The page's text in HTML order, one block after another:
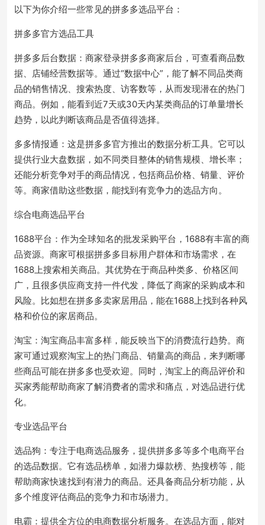
以下为你介绍一些常见的拼多多选品平台：
拼多多官方选品工具
拼多多后台数据：商家登录拼多多商家后台，可查看商品数
据、店铺经营数据等。通过“数据中心”，能了解不同品类商
品的销售情况、搜索热度、访客数等，从而发现潜在的热门
商品。例如，能看到近7天或30天内某类商品的订单量增长
趋势，以此判断该商品是否值得选择。
多多情报通：这是拼多多官方推出的数据分析工具。它可以
提供行业大盘数据，如不同类目整体的销售规模、增长率；
还能分析竞争对手的商品情况，包括商品价格、销量、评价
等。商家借助这些数据，能找到有竞争力的选品方向。
综合电商选品平台
1688平台：作为全球知名的批发采购平台，1688有丰富的商
品资源。商家可根据拼多多目标用户群体和市场需求，在
1688上搜索相关商品。其优势在于商品种类多、价格区间
广，且很多供应商支持一件代发，降低了商家的采购成本和
风险。比如想在拼多多卖家居用品，能在1688上找到各种风
格和价位的家居商品。
淘宝：淘宝商品丰富多样，能反映当下的消费流行趋势。商
家可通过观察淘宝上的热门商品、销量高的商品，来判断哪
些商品可能在拼多多也受欢迎。同时，淘宝上的商品评价和
买家秀能帮助商家了解消费者的需求和痛点，对选品进行优
化。
专业选品平台
选品狗：专注于电商选品服务，提供拼多多等多个电商平台
的选品数据。它有选品榜单，如潜力爆款榜、热搜榜等，能
帮助商家快速找到有潜力的商品。还具备商品分析功能，从
多个维度评估商品的竞争力和市场潜力。
电霸：提供全方位的电商数据分析服务。在选品方面，能对